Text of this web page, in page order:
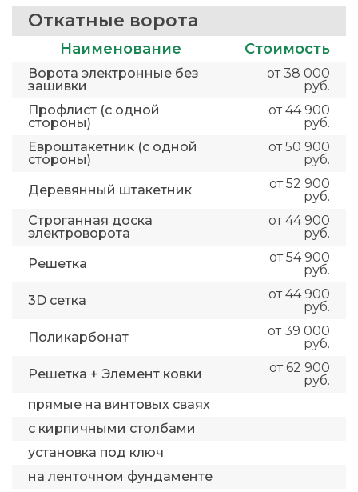
Откатные ворота
Наименование Стоимость
Ворота электронные без
зашивки
от 38 000
руб.
Профлист (с одной
стороны)
от 44 900
руб.
Евроштакетник (с одной
стороны)
от 50 900
руб.
Деревянный штакетник
от 52 900
руб.
Строганная доска
электроворота
от 44 900
руб.
Решетка
от 54 900
руб.
3D сетка
от 44 900
руб.
Поликарбонат
от 39 000
руб.
Решетка + Элемент ковки
от 62 900
руб.
прямые на винтовых сваях
с кирпичными столбами
установка под ключ
на ленточном фундаменте